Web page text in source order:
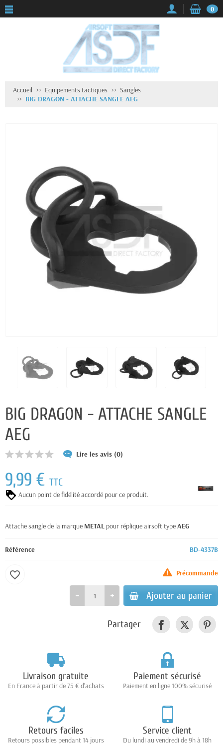
0
Accueil Equipements tactiques
Sangles
BIG DRAGON - ATTACHE SANGLE AEG
BIG DRAGON - ATTACHE SANGLE
AEG
Lire les avis (0)
9,99 € TTC
Aucun point de fidélité accordé pour ce produit.
Attache sangle de la marque METAL pour réplique airsoft typeAEG
Référence BD-4337B
Précommande
Ajouter au panier
favorite_border
Partager
Livraison gratuite
En France à partir de 75 € d'achats
Paiement sécurisé
Paiement en ligne 100% sécurisé
Retours faciles
Retours possibles pendant 14 jours
Service client
Du lundi au vendredi de 9h à 18h